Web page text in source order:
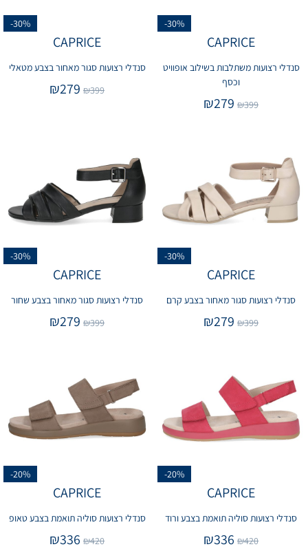
-30%
CAPRICE
סנדלי רצועות משתלבות בשילוב אופוויט
וכסף
₪399
₪279
-30%
CAPRICE
סנדלי רצועות סגור מאחור בצבע מטאלי
₪399
₪279
-30%
CAPRICE
סנדלי רצועות סגור מאחור בצבע קרם
₪399
₪279
-30%
CAPRICE
סנדלי רצועות סגור מאחור בצבע שחור
₪399
₪279
-20%
CAPRICE
סנדלי רצועות סוליה תואמת בצבע ורוד
₪420
₪336
-20%
CAPRICE
סנדלי רצועות סוליה תואמת בצבע טאופ
₪420
₪336